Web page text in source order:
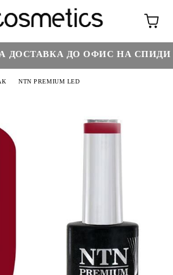
ДО ОФИС НА СПИДИ
NTN PREMIUM LED